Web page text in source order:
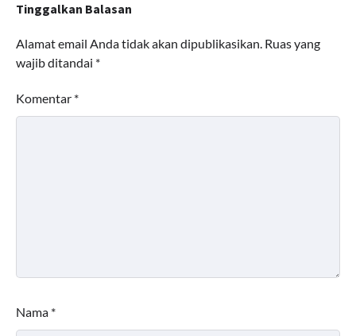
Tinggalkan Balasan
Alamat email Anda tidak akan dipublikasikan. Ruas yang
wajib ditandai *
Komentar *
Nama *